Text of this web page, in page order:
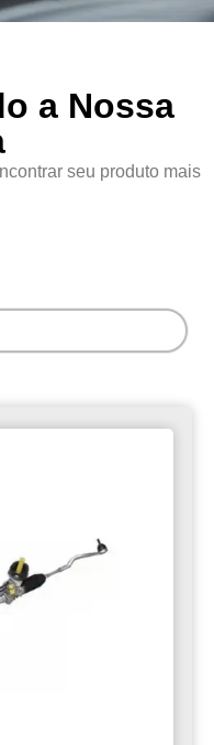
a Nossa
seu produto mais